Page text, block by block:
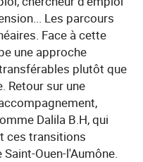
Les parcours
Face à cette
une approche
plutôt que
Retour sur une
Dalila B.H, qui
ces transitions
Ouen-l'Aumône.